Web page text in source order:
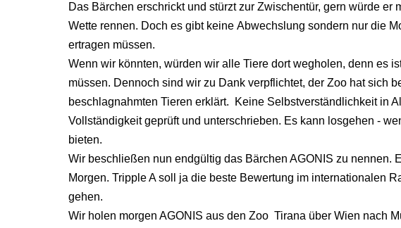
Das Bärchen erschrickt und stürzt zur Zwischentür, gern würde er
Wette rennen. Doch es gibt keine Abwechslung sondern nur die
ertragen müssen.
Wenn wir könnten, würden wir alle Tiere dort wegholen, denn es
müssen. Dennoch sind wir zu Dank verpflichtet, der Zoo hat sich
beschlagnahmten Tieren erklärt. Keine Selbstverständlichkeit in
Vollständigkeit geprüft und unterschrieben. Es kann losgehen -
bieten.
Wir beschließen nun endgültig das Bärchen AGONIS zu nennen.
Morgen. Tripple A soll ja die beste Bewertung im internationalen
gehen.
Wir holen morgen AGONIS aus den Zoo Tirana über Wien nach